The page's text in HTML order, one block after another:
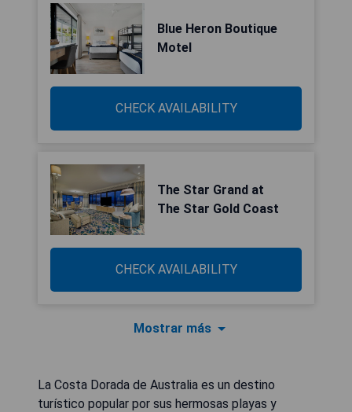
Blue Heron Boutique
Motel
CHECK AVAILABILITY
The Star Grand at
The Star Gold Coast
CHECK AVAILABILITY
Mostrar más
La Costa Dorada de Australia es un destino
turístico popular por sus hermosas playas y